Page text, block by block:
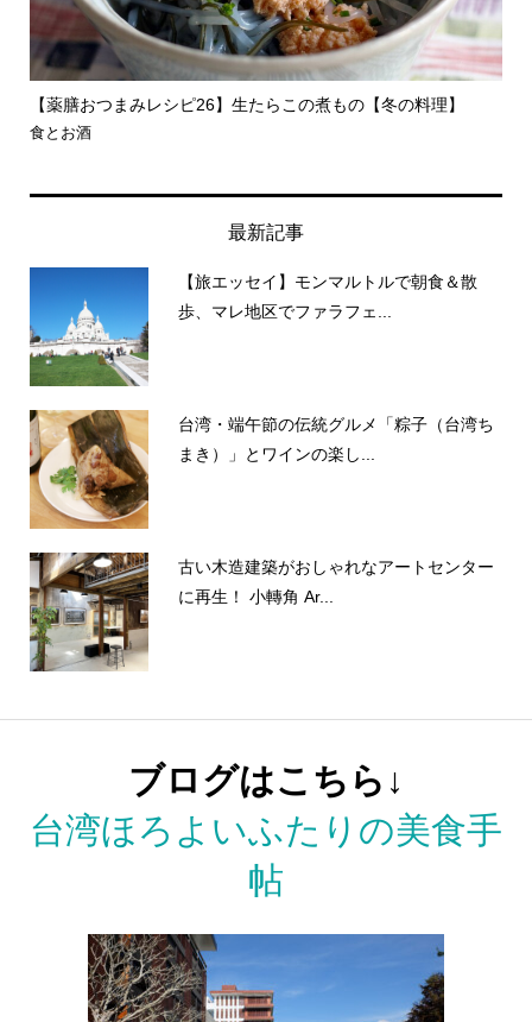
【薬膳おつまみレシピ23】いちじくと焼きもちの豆乳ごまソー
ス...
【旅エッセイ】モンマルトルで朝食＆散
台湾・端午節の伝統グルメ「粽子（台湾ち
古い木造建築がおしゃれなアートセンター
ブログはこちら↓
台湾ほろよいふたりの美食手
帖